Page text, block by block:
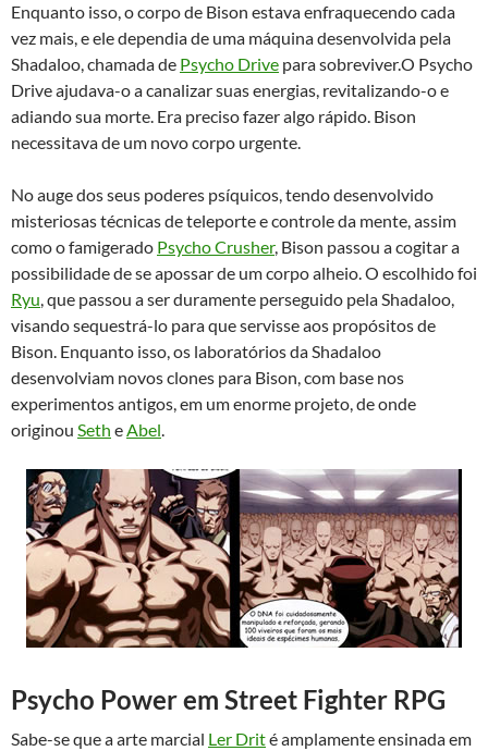
Enquanto isso, o corpo de Bison estava enfraquecendo cada
vez mais, e ele dependia de uma máquina desenvolvida pela
Shadaloo, chamada de Psycho Drive para sobreviver.O Psycho
Drive ajudava-o a canalizar suas energias, revitalizando-o e
adiando sua morte. Era preciso fazer algo rápido. Bison
necessitava de um novo corpo urgente.
No auge dos seus poderes psíquicos, tendo desenvolvido
misteriosas técnicas de teleporte e controle da mente, assim
como o famigerado Psycho Crusher, Bison passou a cogitar a
possibilidade de se apossar de um corpo alheio. O escolhido foi
Ryu, que passou a ser duramente perseguido pela Shadaloo,
visando sequestrá-lo para que servisse aos propósitos de
Bison. Enquanto isso, os laboratórios da Shadaloo
desenvolviam novos clones para Bison, com base nos
experimentos antigos, em um enorme projeto, de onde
originou Seth eAbel.
Psycho Power em Street Fighter RPG
Sabe-se que a arte marcial Ler Drité amplamente ensinada em